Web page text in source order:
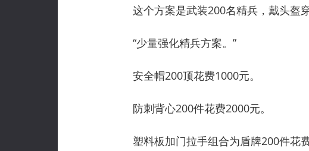
这个方案是武装200名精兵，戴头盔穿
“少量强化精兵方案。”
安全帽200顶花费1000元。
防刺背心200件花费2000元。
塑料板加门拉手组合为盾牌200件花费